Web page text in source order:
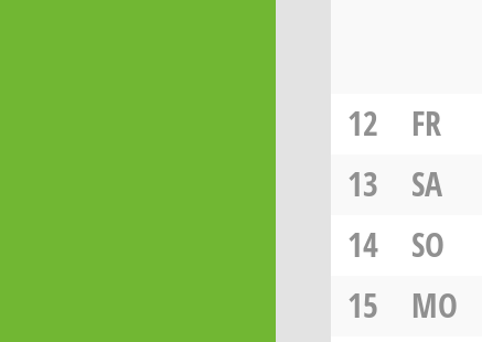
12
FR
13
SA
14
SO
15
MO